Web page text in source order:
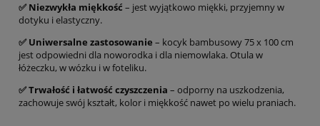
✅ Niezwykła miękkość – jest wyjątkowo miękki, przyjemny w
dotyku i elastyczny.
✅ Uniwersalne zastosowanie – kocyk bambusowy 75 x 100 cm
jest odpowiedni dla noworodka i dla niemowlaka. Otula w
łóżeczku, w wózku i w foteliku.
✅ Trwałość i łatwość czyszczenia – odporny na uszkodzenia,
zachowuje swój kształt, kolor i miękkość nawet po wielu praniach.